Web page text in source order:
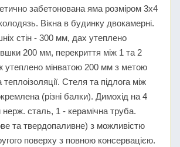
забетонована яма розміром 3х4
Вікна в будинку двокамерні.
стін - 300 мм, дах утеплено
200 мм, перекриття між 1 та 2
утеплено мінватою 200 мм з метою
теплоізоляції. Стеля та підлога між
(різні балки). Димохід на 4
сталь, 1 - керамічна труба.
та твердопаливне) з можливістю
поверху з повною консервацією.